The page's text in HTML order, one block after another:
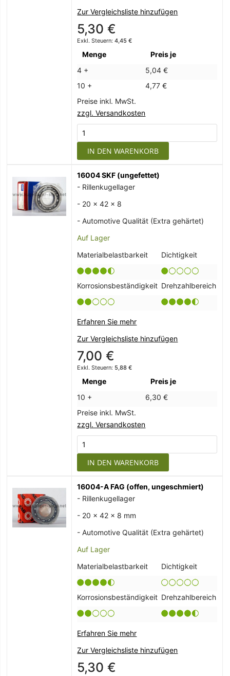
Zur Vergleichsliste hinzufügen
5,30 €
4,45 €
Menge
Preis je
4 +
5,04 €
10 +
4,77 €
Preise inkl. MwSt.
zzgl. Versandkosten
IN DEN WARENKORB
16004 SKF (ungefettet)
- Rillenkugellager
- 20 x 42 x 8
- Automotive Qualität (Extra gehärtet)
Auf Lager
Materialbelastbarkeit
Dichtigkeit
Korrosionsbeständigkeit Drehzahlbereich
Erfahren Sie mehr
Zur Vergleichsliste hinzufügen
7,00 €
5,88 €
Menge
Preis je
10 +
6,30 €
Preise inkl. MwSt.
zzgl. Versandkosten
IN DEN WARENKORB
16004-A FAG (offen, ungeschmiert)
- Rillenkugellager
- 20 x 42 x 8 mm
- Automotive Qualität (Extra gehärtet)
Auf Lager
Materialbelastbarkeit
Dichtigkeit
Korrosionsbeständigkeit Drehzahlbereich
Erfahren Sie mehr
Zur Vergleichsliste hinzufügen
5,30 €